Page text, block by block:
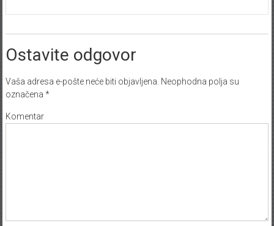
Ostavite odgovor
Vaša adresa e-pošte neće biti objavljena. Neophodna polja su
označena *
Komentar